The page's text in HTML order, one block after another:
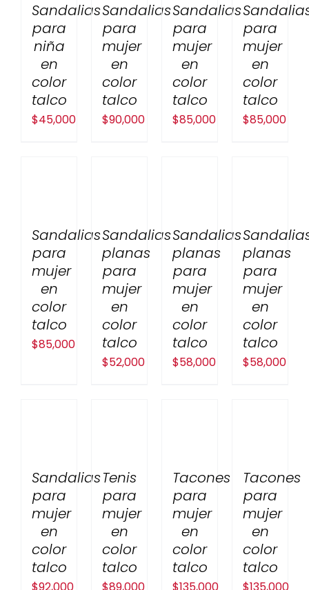
Sandalias
para
niña
en
color
talco
$45,000
Sandalias
para
mujer
en
color
talco
$90,000
Sandalias
para
mujer
en
color
talco
$85,000
para
mujer
en
color
talco
$85,000
Sandalias
para
mujer
en
color
talco
$85,000
Sandalias
planas
para
mujer
en
color
talco
$52,000
Sandalias
planas
para
mujer
en
color
talco
$58,000
planas
para
mujer
en
color
talco
$58,000
Sandalias
para
mujer
en
color
talco
Tenis
para
mujer
en
color
talco
Tacones
para
mujer
en
color
talco
Tacones
para
mujer
en
color
talco